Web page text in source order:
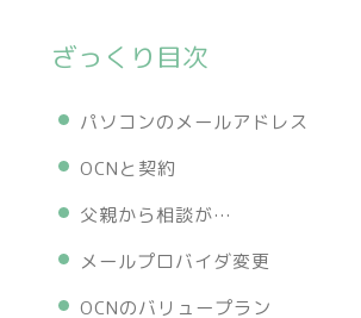
ざっくり目次
パソコンのメールアドレス
OCNと契約
父親から相談が…
メールプロバイダ変更
OCNのバリュープラン